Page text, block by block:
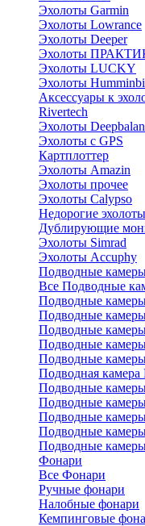
Эхолоты Garmin
Эхолоты Lowrance
Эхолоты Deeper
Эхолоты
Эхолоты LUCKY
Эхолоты
Аксессуары к
Rivertech
Эхолоты
Эхолоты с GPS
Картплоттер
Эхолоты Amazin
Эхолоты прочее
Эхолоты Calypso
Недорогие эхолоты
Дублирующие
Эхолоты Simrad
Эхолоты Accuphy
Подводные
Все Подводные
Подводные
Подводные
Подводные
Подводные
Подводные
Подводная камера
Подводные
Подводные
Подводные
Подводные
Подводные
Фонари
Все Фонари
Ручные фонари
Налобные фонари
Кемпинговые